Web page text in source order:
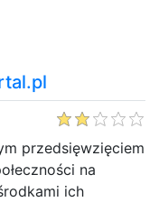
przedsięwzięciem
na
ich